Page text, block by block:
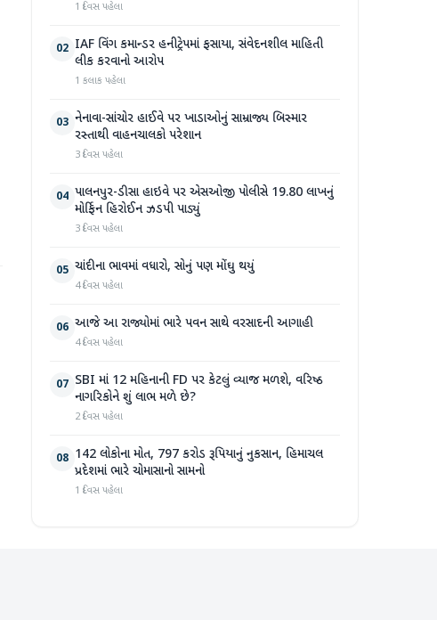
1 દિવસ પહેલા
02 IAF વિંગ કમાન્ડર હનીટ્રેપમાં ફસાયા, સંવેદનશીલ માહિતી
લીક કરવાનો આરોપ
1 કલાક પહેલા
03 નેનાવા-સાંચોર હાઈવે પર ખાડાઓનું સામ્રાજ્ય બિસ્માર
રસ્તાથી વાહનચાલકો પરેશાન
3 દિવસ પહેલા
04 પાલનપુર-ડીસા હાઇવે પર એસઓજી પોલીસે 19.80 લાખનું
મોર્ફિન હિરોઈન ઝડપી પાડ્યું
3 દિવસ પહેલા
05 ચાંદીના ભાવમાં વધારો, સોનું પણ મોંઘુ થયું
4 દિવસ પહેલા
06 આજે આ રાજ્યોમાં ભારે પવન સાથે વરસાદની આગાહી
4 દિવસ પહેલા
07 SBI માં 12 મહિનાની FD પર કેટલું વ્યાજ મળશે, વરિષ્ઠ
નાગરિકોને શું લાભ મળે છે?
2 દિવસ પહેલા
08 142 લોકોના મોત, 797 કરોડ રૂપિયાનું નુકસાન, હિમાચલ
પ્રદેશમાં ભારે ચોમાસાનો સામનો
1 દિવસ પહેલા